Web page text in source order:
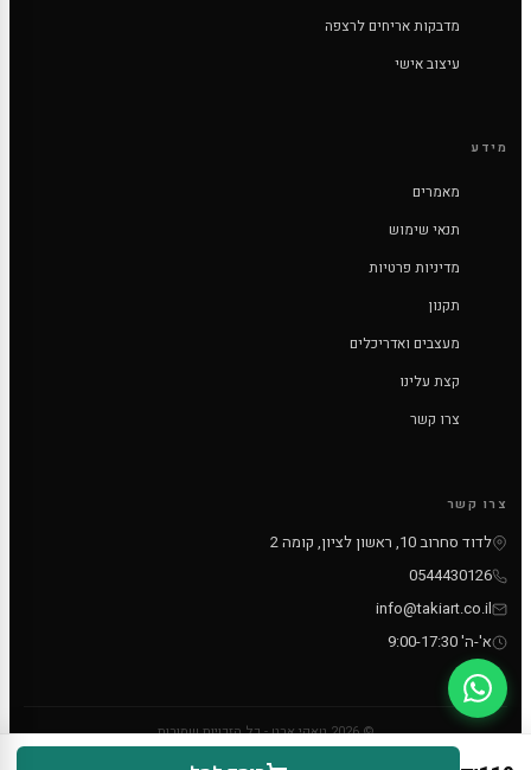
מדבקות אריחים לרצפה
עיצוב אישי
מידע
מאמרים
תנאי שימוש
מדיניות פרטיות
תקנון
מעצבים ואדריכלים
קצת עלינו
צרו קשר
צרו קשר
לדוד סחרוב 10, ראשון לציון, קומה 2
0544430126
info@takiart.co.il
א'-ה' 9:00-17:30
© 2026 טאקי ארט - כל הזכויות שמורות